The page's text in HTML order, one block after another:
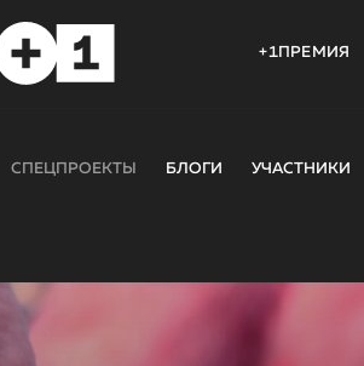
+1ПРЕМИЯ
СПЕЦПРОЕКТЫ БЛОГИ УЧАСТНИКИ